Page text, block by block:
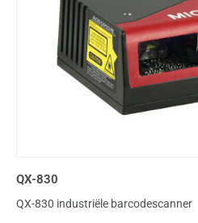
QX-830
QX-830 industriële barcodescanner